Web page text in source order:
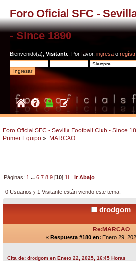
Foro Oficial SFC -
- Since 1890
Bienvenido(a), Visitante . Por favor, ingresa o
Foro Oficial SFC - Sevilla Football Club - Since
Primer Equipo » MARCAO
Páginas: 1 ...6 7 8 9 [10] 11 Ir Abajo
0 Usuarios y 1 Visitante están viendo este tema.
drodgom
Re:MARCAO
« Respuesta #180 en: Enero 29,
Cita de: drodgom en Enero 22, 2025, 16:45 Horas